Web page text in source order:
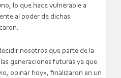
lo que hace vulnerable a
al poder de dichas
nosotros que parte de la
generaciones futuras ya que
opinar hoy», finalizaron en un